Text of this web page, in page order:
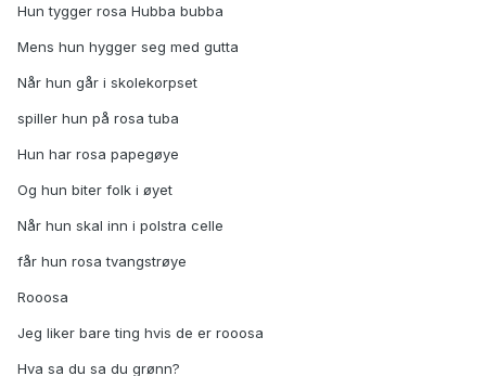
Hun tygger rosa Hubba bubba
Mens hun hygger seg med gutta
Når hun går i skolekorpset
spiller hun på rosa tuba
Hun har rosa papegøye
Og hun biter folk i øyet
Når hun skal inn i polstra celle
får hun rosa tvangstrøye
Rooosa
Jeg liker bare ting hvis de er rooosa
Hva sa du sa du grønn?